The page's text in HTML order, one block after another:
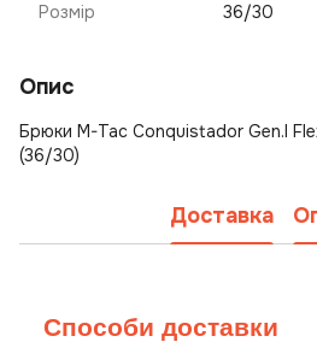
Розмір 36/30
Опис
Брюки M-Tac Conquistador Gen.I
(36/30)
Доставка
Способи доставки